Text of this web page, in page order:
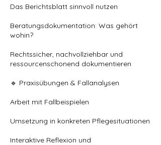
Das Berichtsblatt sinnvoll nutzen
Beratungsdokumentation: Was gehört
wohin?
Rechtssicher, nachvollziehbar und
ressourcenschonend dokumentieren
🔹 Praxisübungen & Fallanalysen
Arbeit mit Fallbeispielen
Umsetzung in konkreten Pflegesituationen
Interaktive Reflexion und